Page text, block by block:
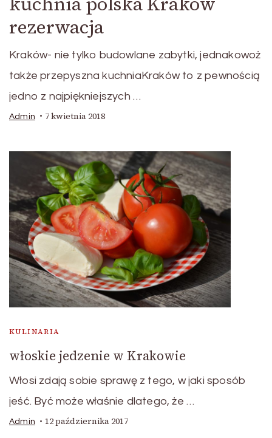
rezerwacja
Kraków- nie tylko budowlane zabytki, jednakowoż
także przepyszna kuchniaKraków to z pewnością
jedno z najpiękniejszych …
Admin 7 kwietnia 2018
KULINARIA
włoskie jedzenie w Krakowie
Włosi zdają sobie sprawę z tego, w jaki sposób
jeść. Być może właśnie dlatego, że …
Admin 12 października 2017